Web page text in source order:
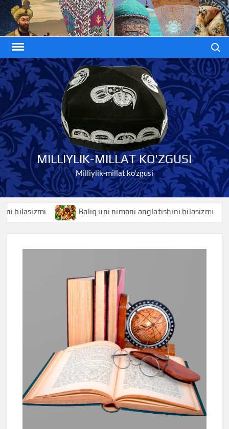
Skip
to
content
MILLIYLIK-MILLAT KO'ZGUSI
Milliylik-millat ko'zgusi
Baliq uni nimani anglatishini bilasizmi